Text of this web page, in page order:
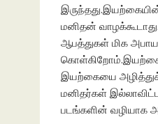
மனிதன்
ஆபத்துகள் மிக
இயற்கையை
மனிதர்கள்
படங்களின் வழியாக